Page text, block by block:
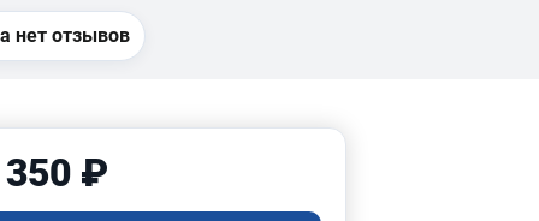
нет отзывов
₽